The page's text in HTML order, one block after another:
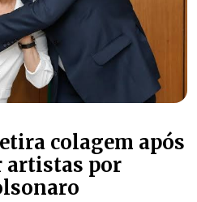
colagem após
artistas por